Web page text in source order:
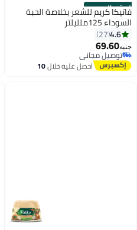
الستور الرسمي
فاتيكا كريم للشعر بخلاصة الحبة
السوداء 125ملليلتر
4.6
27
جنيه69.60
توصيل مجاني
توصيل مجانياحصل عليه خلال10